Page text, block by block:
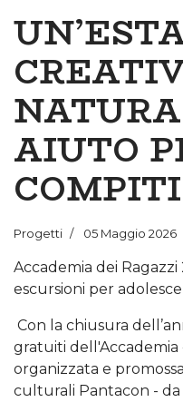
AIUTO
COMPITI
Progetti 05 Maggio 2026
Accademia dei
escursioni per
Con la chiusura
gratuiti dell'Accademia
organizzata e
culturali Pantacon - da